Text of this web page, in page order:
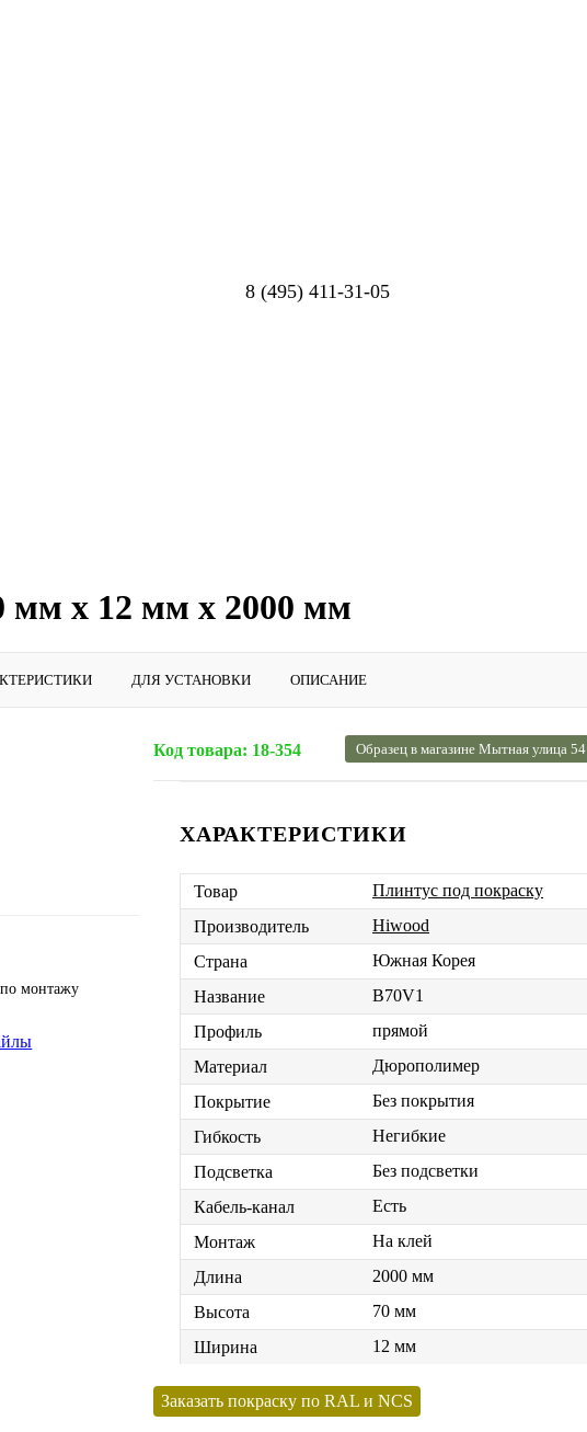
8 (495) 411-31-05
мм х 12 мм х 2000 мм
ДЛЯ УСТАНОВКИ ОПИСАНИЕ
монтажу
Код товара: 18-354 Образец в магазине Мытная улица 54
ХАРАКТЕРИСТИКИ
Товар
Плинтус под покраску
Производитель
Hiwood
Страна
Южная Корея
Название
B70V1
Профиль
прямой
Материал
Дюрополимер
Покрытие
Без покрытия
Гибкость
Негибкие
Подсветка
Без подсветки
Кабель-канал
Есть
Монтаж
На клей
Длина
2000 мм
Высота
70 мм
Ширина
12 мм
Заказать покраску по RAL и NCS